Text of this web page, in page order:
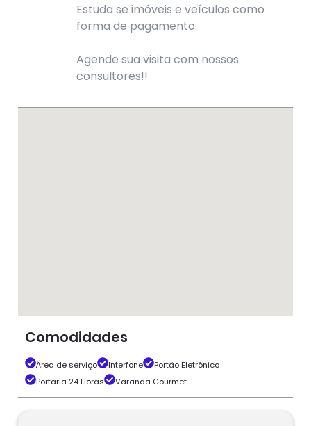
Estuda se imóveis e veículos como
forma de pagamento.
Agende sua visita com nossos
consultores!!
Comodidades
Área de serviço Interfone
Portão Eletrônico
Portaria 24 Horas
Varanda Gourmet